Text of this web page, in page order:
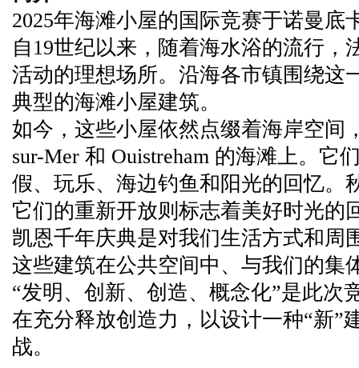
2025年海滩小屋的国际竞赛于诺曼底
自19世纪以来，随着海水浴的流行，
活动的理想场所。沿海各市镇围绕这
典型的海滩小屋建筑。
如今，这些小屋依然点缀着海岸空间
sur-Mer 和 Ouistreham 的海滩上。它
假、玩乐、海边钓鱼和阳光的回忆。
它们的重新开放则标志着美好时光的
凯恩千年庆典是对我们生活方式和周
这些建筑在公共空间中、与我们的集
“发明、创新、创造、概念化”是此次
在充分释放创造力，以设计一种“新”
战。